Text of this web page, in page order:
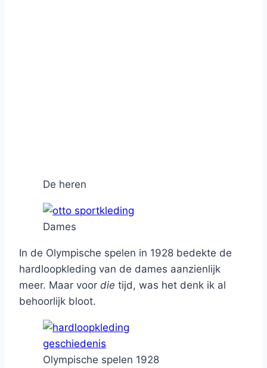
De heren
Dames
In de Olympische spelen in 1928 bedekte de
hardloopkleding van de dames aanzienlijk
meer. Maar voor die tijd, was het denk ik al
behoorlijk bloot.
Olympische spelen 1928